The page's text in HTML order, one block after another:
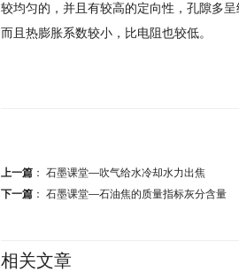
较均匀的，并且有较高的定向性，孔隙多
而且热膨胀系数较小，比电阻也较低。
上一篇 ： 石墨课堂—吹气给水冷却水力出焦
下一篇 ： 石墨课堂—石油焦的质量指标灰分含量
相关文章